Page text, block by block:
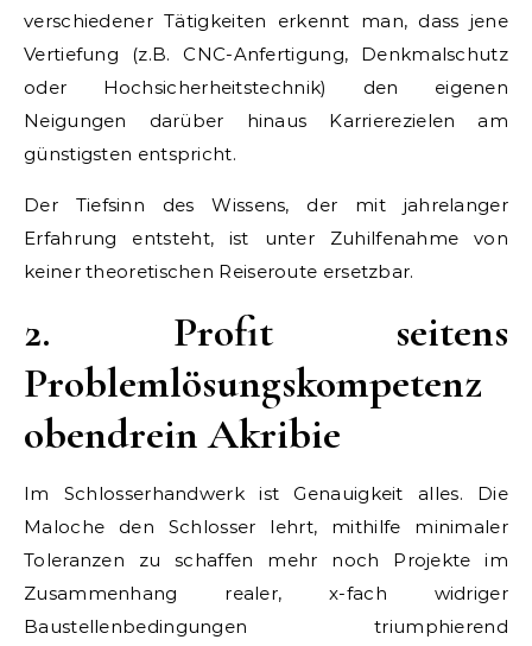
verschiedener Tätigkeiten erkennt man, dass jene
Vertiefung (z.B. CNC-Anfertigung, Denkmalschutz
oder Hochsicherheitstechnik) den eigenen
Neigungen darüber hinaus Karrierezielen am
günstigsten entspricht.
Der Tiefsinn des Wissens, der mit jahrelanger
Erfahrung entsteht, ist unter Zuhilfenahme von
keiner theoretischen Reiseroute ersetzbar.
2. Profit seitens
Problemlösungskompetenz
obendrein Akribie
Im Schlosserhandwerk ist Genauigkeit alles. Die
Maloche den Schlosser lehrt, mithilfe minimaler
Toleranzen zu schaffen mehr noch Projekte im
Zusammenhang realer, x-fach widriger
Baustellenbedingungen triumphierend